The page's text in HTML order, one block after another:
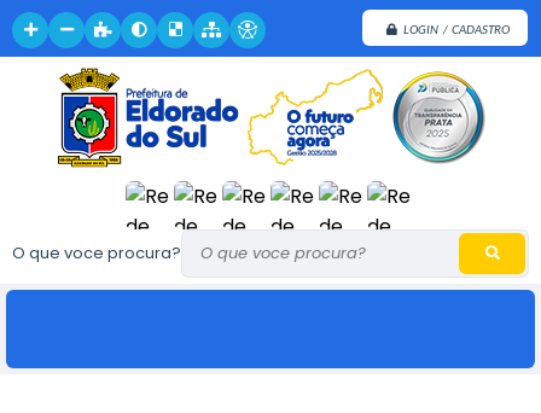
LOGIN / CADASTRO
O que voce procura?